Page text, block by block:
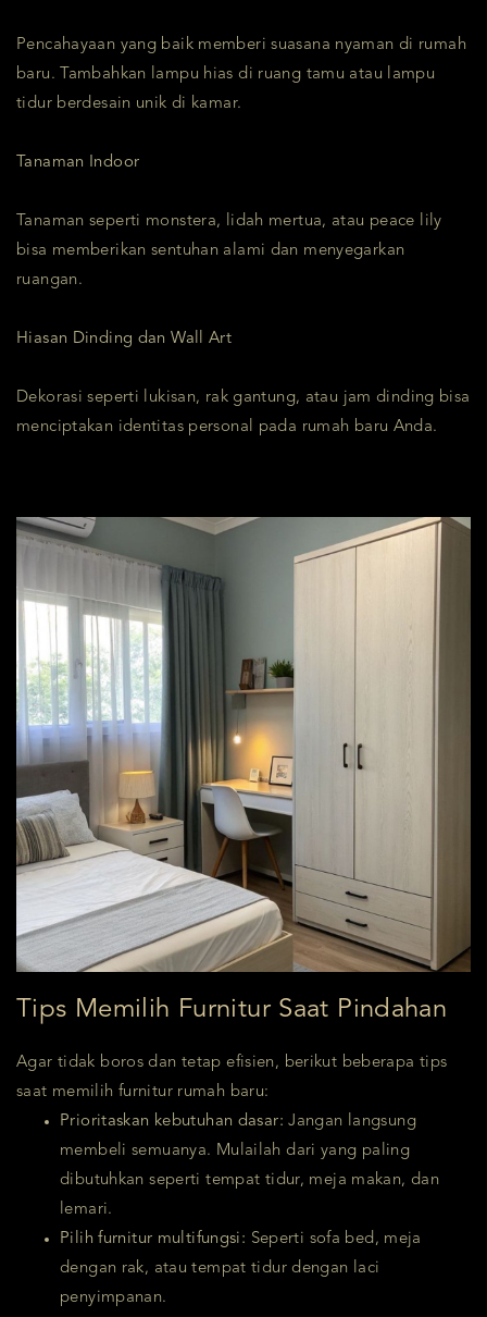
Pencahayaan yang baik memberi suasana nyaman di rumah
baru. Tambahkan lampu hias di ruang tamu atau lampu
tidur berdesain unik di kamar.
Tanaman Indoor
Tanaman seperti monstera, lidah mertua, atau peace lily
bisa memberikan sentuhan alami dan menyegarkan
ruangan.
Hiasan Dinding dan Wall Art
Dekorasi seperti lukisan, rak gantung, atau jam dinding bisa
menciptakan identitas personal pada rumah baru Anda.
Tips Memilih Furnitur Saat Pindahan
Agar tidak boros dan tetap efisien, berikut beberapa tips
saat memilih furnitur rumah baru:
Prioritaskan kebutuhan dasar:Jangan langsung
membeli semuanya. Mulailah dari yang paling
dibutuhkan seperti tempat tidur, meja makan, dan
lemari.
Pilih furnitur multifungsi: Seperti sofa bed, meja
dengan rak, atau tempat tidur dengan laci
penyimpanan.